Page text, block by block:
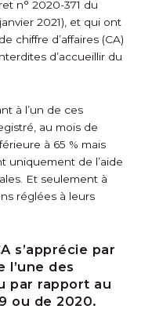
n° 2020-371 du
janvier 2021), et qui ont
chiffre d’affaires (CA)
d’accueillir du
à l’un de ces
au mois de
à 65 % mais
uniquement de l’aide
Et seulement à
réglées à leurs
s’apprécie par
l’une des
par rapport au
ou de 2020.